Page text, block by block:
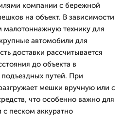
компании с бережной
на объект. В зависимости
технику для
автомобили для
доставки рассчитывается
до объекта в
путей. При
мешки вручную или с
что особенно важно для
песком аккуратно